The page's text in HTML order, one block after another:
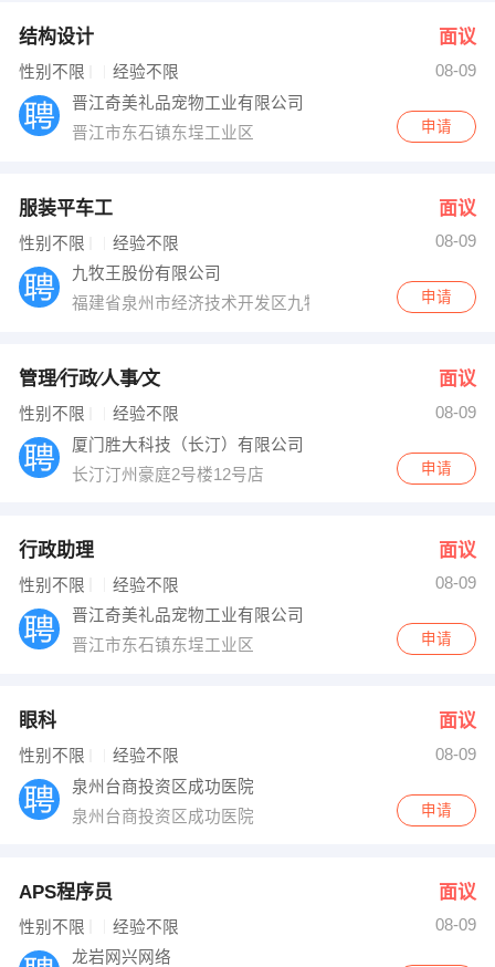
结构设计 面议
性别不限 经验不限
08-09
晋江奇美礼品宠物工业有限公司
晋江市东石镇东埕工业区
申请
服装平车工 面议
性别不限 经验不限
08-09
九牧王股份有限公司
福建省泉州市经济技术开发区九牧王工业园
申请
管理∕行政∕人事∕文 面议
性别不限 经验不限
08-09
厦门胜大科技（长汀）有限公司
长汀汀州豪庭2号楼12号店
申请
行政助理 面议
性别不限 经验不限
08-09
晋江奇美礼品宠物工业有限公司
晋江市东石镇东埕工业区
申请
眼科 面议
性别不限 经验不限
08-09
泉州台商投资区成功医院
泉州台商投资区成功医院
申请
APS程序员 面议
性别不限 经验不限
08-09
龙岩网兴网络